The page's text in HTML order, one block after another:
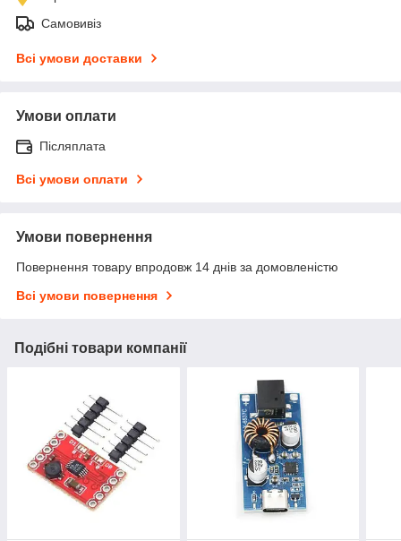
Самовивіз
Всі умови доставки
Умови оплати
Післяплата
Всі умови оплати
Умови повернення
Повернення товару впродовж 14 днів за домовленістю
Всі умови повернення
Подібні товари компанії